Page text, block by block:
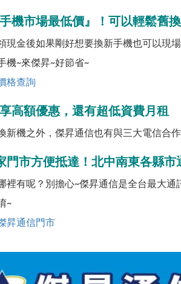
機市場最低價』！可以輕鬆舊
現金後如果剛好想要換新手機也可以現
機~來傑昇~好節省~
格查詢
高額優惠，還有超低資費月租
新機之外，傑昇通信也有與三大電信合
門市方便抵達！北中南東各縣市
裡有呢？別擔心~傑昇通信是全台最大
~
昇通信門市